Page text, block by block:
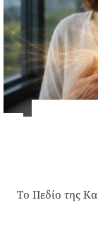
Το Πεδίο της